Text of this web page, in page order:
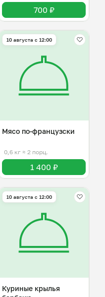
700 ₽
10 августа с 12:00
Мясо по-французски
0,6 кг ≈ 2 порц.
1 400 ₽
10 августа с 12:00
Куриные крылья